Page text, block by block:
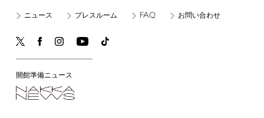
ニュース プレスルーム FAQ お問い合わせ
開館準備ニュース